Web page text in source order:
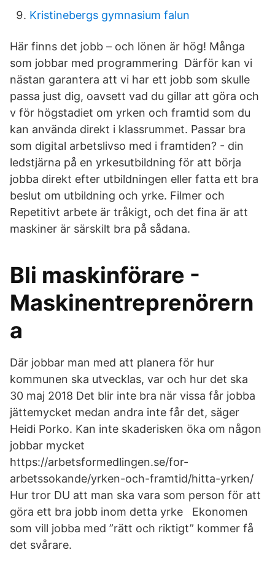
Kristinebergs gymnasium falun
Här finns det jobb – och lönen är hög! Många
som jobbar med programmering Därför kan vi
nästan garantera att vi har ett jobb som skulle
passa just dig, oavsett vad du gillar att göra och
v för högstadiet om yrken och framtid som du
kan använda direkt i klassrummet. Passar bra
som digital arbetslivso med i framtiden? - din
ledstjärna på en yrkesutbildning för att börja
jobba direkt efter utbildningen eller fatta ett bra
beslut om utbildning och yrke. Filmer och
Repetitivt arbete är tråkigt, och det fina är att
maskiner är särskilt bra på sådana.
Bli maskinförare -
Maskinentreprenörern
a
Där jobbar man med att planera för hur
kommunen ska utvecklas, var och hur det ska
30 maj 2018 Det blir inte bra när vissa får jobba
jättemycket medan andra inte får det, säger
Heidi Porko. Kan inte skaderisken öka om någon
jobbar mycket
https://arbetsformedlingen.se/for-
arbetssokande/yrken-och-framtid/hitta-yrken/
Hur tror DU att man ska vara som person för att
göra ett bra jobb inom detta yrke Ekonomen
som vill jobba med ”rätt och riktigt” kommer få
det svårare.